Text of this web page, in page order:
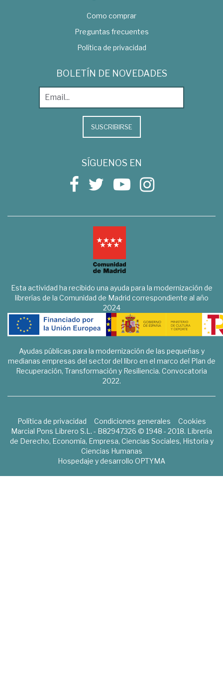
Como comprar
Preguntas frecuentes
Política de privacidad
BOLETÍN DE NOVEDADES
SUSCRIBIRSE
SÍGUENOS EN
Esta actividad ha recibido una ayuda para la modernización de
librerías de la Comunidad de Madrid correspondiente al año
2024
Ayudas públicas para la modernización de las pequeñas y
medianas empresas del sector del libro en el marco del Plan de
Recuperación, Transformación y Resiliencia. Convocatoria
2022.
Política de privacidad Condiciones generales
Cookies
Marcial Pons Librero S.L. - B82947326 © 1948 - 2018. Librería
de Derecho, Economía, Empresa, Ciencias Sociales, Historia y
Ciencias Humanas
Hospedaje y desarrollo OPTYMA